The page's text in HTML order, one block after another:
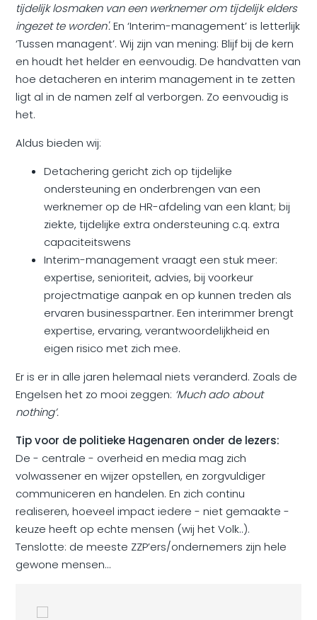
tijdelijk losmaken van een werknemer om tijdelijk elders
ingezet te worden'.En ‘Interim-management’ is letterlijk
‘Tussen managent’. Wij zijn van mening: Blijf bij de kern
en houdt het helder en eenvoudig. De handvatten van
hoe detacheren en interim management in te zetten
ligt al in de namen zelf al verborgen. Zo eenvoudig is
het.
Aldus bieden wij:
Detachering gericht zich op tijdelijke
ondersteuning en onderbrengen van een
werknemer op de HR-afdeling van een klant; bij
ziekte, tijdelijke extra ondersteuning c.q. extra
capaciteitswens
Interim-management vraagt een stuk meer:
expertise, senioriteit, advies, bij voorkeur
projectmatige aanpak en op kunnen treden als
ervaren businesspartner. Een interimmer brengt
expertise, ervaring, verantwoordelijkheid en
eigen risico met zich mee.
Er is er in alle jaren helemaal niets veranderd. Zoals de
Engelsen het zo mooi zeggen: ‘Much ado about
nothing’.
Tip voor de politieke Hagenaren onder de lezers:
De - centrale - overheid en media mag zich
volwassener en wijzer opstellen, en zorgvuldiger
communiceren en handelen. En zich continu
realiseren, hoeveel impact iedere - niet gemaakte -
keuze heeft op echte mensen (wij het Volk..).
Tenslotte: de meeste ZZP’ers/ondernemers zijn hele
gewone mensen...